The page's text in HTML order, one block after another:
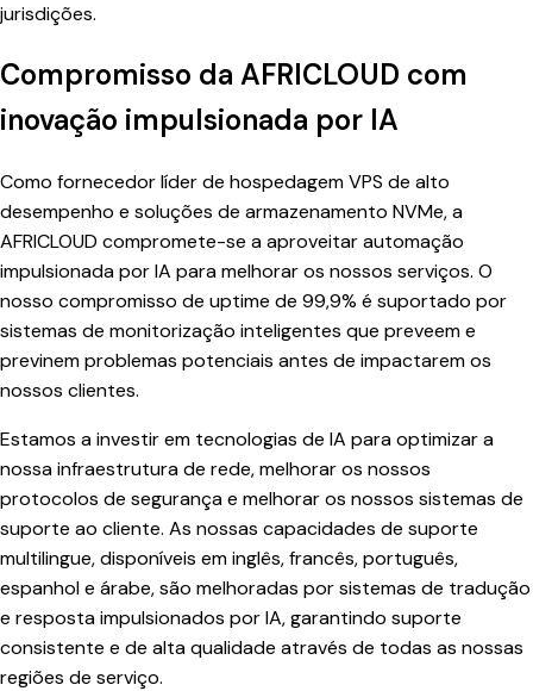
jurisdições.
Compromisso da AFRICLOUD com
inovação impulsionada por IA
Como fornecedor líder de hospedagem VPS de alto
desempenho e soluções de armazenamento NVMe, a
AFRICLOUD compromete-se a aproveitar automação
impulsionada por IA para melhorar os nossos serviços. O
nosso compromisso de uptime de 99,9% é suportado por
sistemas de monitorização inteligentes que preveem e
previnem problemas potenciais antes de impactarem os
nossos clientes.
Estamos a investir em tecnologias de IA para optimizar a
nossa infraestrutura de rede, melhorar os nossos
protocolos de segurança e melhorar os nossos sistemas de
suporte ao cliente. As nossas capacidades de suporte
multilingue, disponíveis em inglês, francês, português,
espanhol e árabe, são melhoradas por sistemas de tradução
e resposta impulsionados por IA, garantindo suporte
consistente e de alta qualidade através de todas as nossas
regiões de serviço.